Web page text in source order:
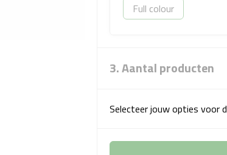
Full colour
3. Aantal producten
Selecteer jouw opties voor